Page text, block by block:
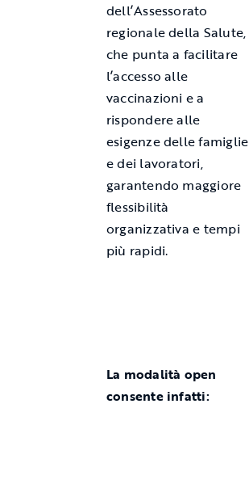
dell’Assessorato
regionale della Salute,
che punta a facilitare
l’accesso alle
vaccinazioni e a
rispondere alle
esigenze delle famiglie
e dei lavoratori,
garantendo maggiore
flessibilità
organizzativa e tempi
più rapidi.
La modalità open
consente infatti: